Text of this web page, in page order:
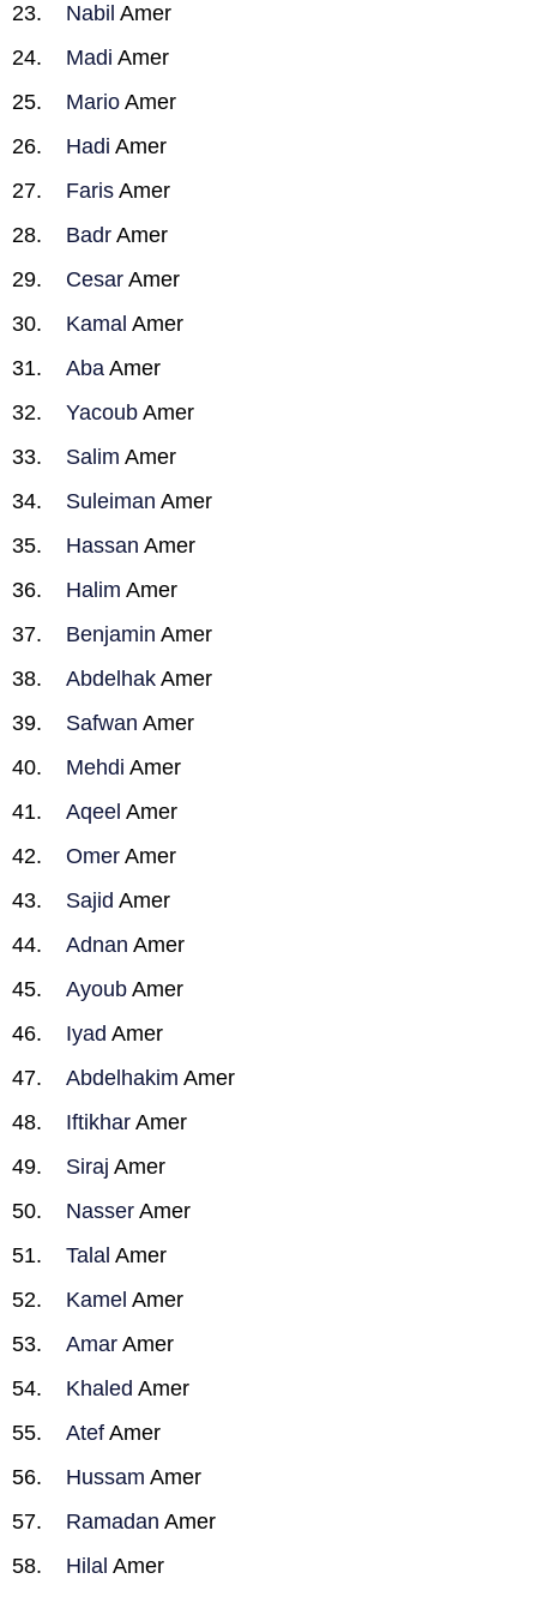
Nabil Amer
Madi Amer
Mario Amer
Hadi Amer
Faris Amer
Badr Amer
Cesar Amer
Kamal Amer
Aba Amer
Yacoub Amer
Salim Amer
Suleiman Amer
Hassan Amer
Halim Amer
Benjamin Amer
Abdelhak Amer
Safwan Amer
Mehdi Amer
Aqeel Amer
Omer Amer
Sajid Amer
Adnan Amer
Ayoub Amer
Iyad Amer
Abdelhakim Amer
Iftikhar Amer
Siraj Amer
Nasser Amer
Talal Amer
Kamel Amer
Amar Amer
Khaled Amer
Atef Amer
Hussam Amer
Ramadan Amer
Hilal Amer